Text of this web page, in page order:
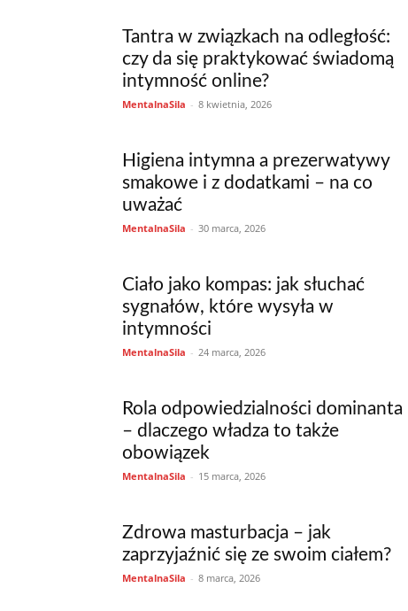
Tantra w związkach na odległość:
czy da się praktykować świadomą
intymność online?
MentalnaSila - 8 kwietnia, 2026
Higiena intymna a prezerwatywy
smakowe i z dodatkami – na co
uważać
MentalnaSila - 30 marca, 2026
Ciało jako kompas: jak słuchać
sygnałów, które wysyła w
intymności
MentalnaSila - 24 marca, 2026
Rola odpowiedzialności dominanta
– dlaczego władza to także
obowiązek
MentalnaSila - 15 marca, 2026
Zdrowa masturbacja – jak
zaprzyjaźnić się ze swoim ciałem?
MentalnaSila - 8 marca, 2026